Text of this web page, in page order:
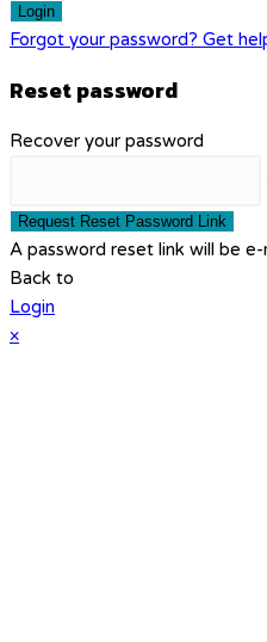
Login
Forgot your password? Get
Reset password
Recover your password
Request Reset Password Link
A password reset link will be
Back to
Login
×